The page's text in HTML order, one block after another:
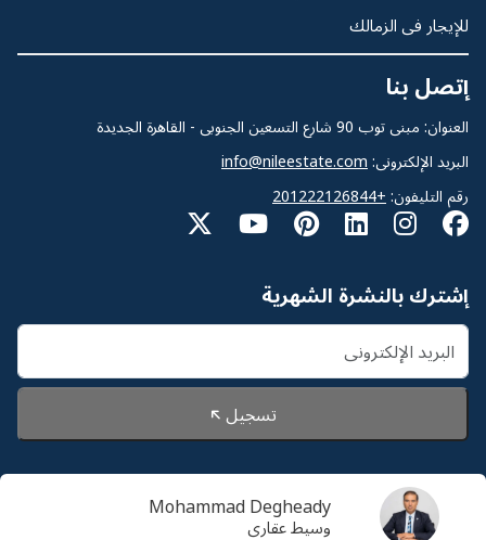
Mohammad Degheady
وسيط عقارى
للإيجار فى الزمالك
إتصل بنا
العنوان: مبنى توب 90 شارع التسعين الجنوبى - القاهرة الجديدة
البريد الإلكترونى: info@nileestate.com
رقم التليفون: +201222126844
إشترك بالنشرة الشهرية
تسجيل
© 2026 Nileestate. جميع الحقوق محفوظة لشركة نايل
استيت